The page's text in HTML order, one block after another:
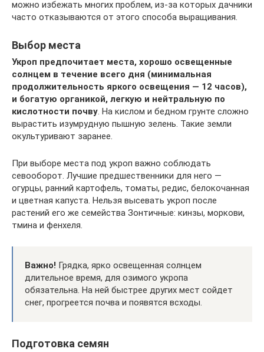
можно избежать многих проблем, из-за которых дачники
часто отказываются от этого способа выращивания.
Выбор места
Укроп предпочитает места, хорошо освещенные
солнцем в течение всего дня (минимальная
продолжительность яркого освещения — 12 часов),
и богатую органикой, легкую и нейтральную по
кислотности почву. На кислом и бедном грунте сложно
вырастить изумрудную пышную зелень. Такие земли
окультуривают заранее.
При выборе места под укроп важно соблюдать
севооборот. Лучшие предшественники для него —
огурцы, ранний картофель, томаты, редис, белокочанная
и цветная капуста. Нельзя высевать укроп после
растений его же семейства Зонтичные: кинзы, моркови,
тмина и фенхеля.
Важно! Грядка, ярко освещенная солнцем
длительное время, для озимого укропа
обязательна. На ней быстрее других мест сойдет
снег, прогреется почва и появятся всходы.
Подготовка семян